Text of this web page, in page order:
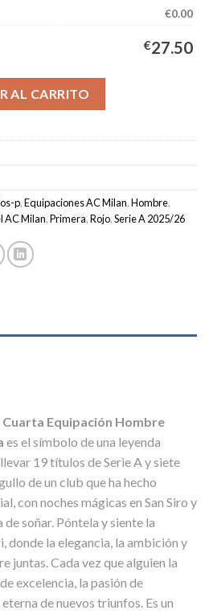
€0.00
€27.50
Equipación Hombre 2025/2026
AL CARRITO
p,Equipaciones AC Milan,Hombre,
AC Milan,Primera,Rojo,Serie A 2025/26
Cuarta Equipación Hombre
es el símbolo de una leyenda
19 títulos de Serie A y siete
de un club que ha hecho
con noches mágicas en San Siro y
soñar. Póntela y siente la
donde la elegancia, la ambición y
juntas. Cada vez que alguien la
excelencia, la pasión de
de nuevos triunfos. Es un